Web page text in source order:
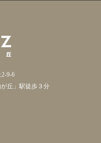
9-6
丘」駅徒歩３分